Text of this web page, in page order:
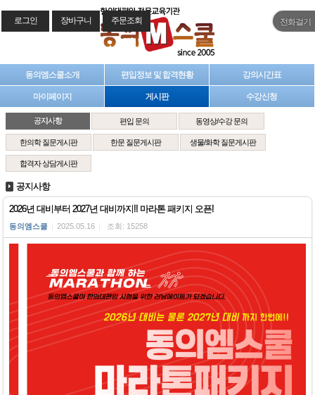
전화걸기
동의엠스쿨소개 편입정보 및 합격현황 강의시간표
마이페이지 게시판 수강신청
공지사항 편입 문의 동영상/수강 문의
한의학 질문게시판 한문 질문게시판 생물/화학 질문게시판
합격자 상담게시판
공지사항
2026년 대비부터 2027년 대비까지!! 마라톤 패키지 오픈!
동의엠스쿨 2025.05.16 조회: 15258
로그인 장바구니 주문조회